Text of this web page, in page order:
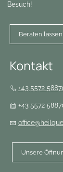
Besuch!
Beraten lassen
Kontakt
+43 5572
+43 5572
Unsere